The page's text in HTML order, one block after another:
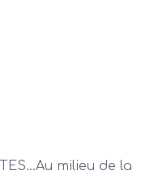
milieu de la